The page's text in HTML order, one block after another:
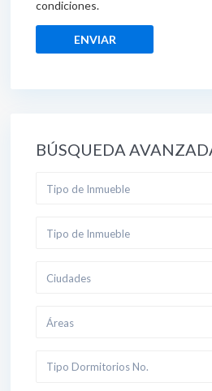
condiciones.
BÚSQUEDA
Tipo de Inmueble
Tipo de Inmueble
Ciudades
Áreas